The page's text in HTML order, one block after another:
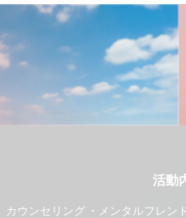
活動
カウンセリング メンタルフレン